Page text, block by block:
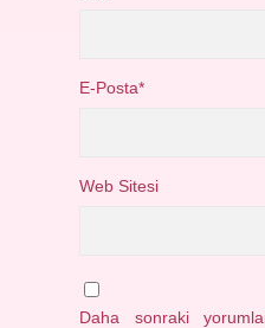
E-Posta*
Web Sitesi
Daha sonraki